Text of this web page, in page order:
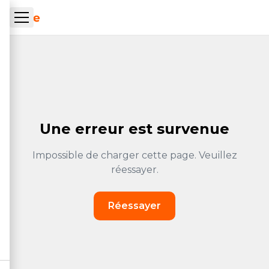
Aller au contenu principal
Une erreur est survenue
Impossible de charger cette page. Veuillez
réessayer.
Réessayer